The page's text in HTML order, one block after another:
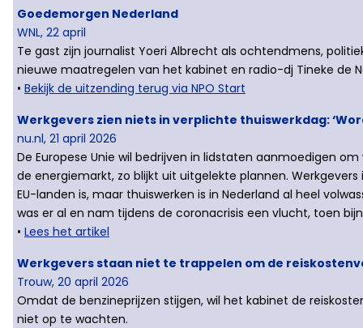
Goedemorgen Nederland
WNL, 22 april
Te gast zijn journalist Yoeri Albrecht als ochtendmens,
nieuwe maatregelen van het kabinet en radio-dj Tineke de
• Bekijk de uitzending terug via NPO Start
Werkgevers zien niets in verplichte thuiswerkdag:
nu.nl, 21 april 2026
De Europese Unie wil bedrijven in lidstaten aanmoedigen
de energiemarkt, zo blijkt uit uitgelekte plannen.
EU-landen is, maar thuiswerken is in Nederland al heel
was er al en nam tijdens de coronacrisis een vlucht, toen
• Lees het artikel
Werkgevers staan niet te trappelen om de
Trouw, 20 april 2026
Omdat de benzineprijzen stijgen, wil het kabinet de
niet op te wachten.